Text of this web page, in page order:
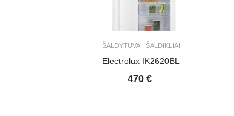
ŠALDYTUVAI, ŠALDIKLIAI
Electrolux IK2620BL
470 €